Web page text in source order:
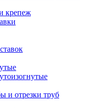
крепеж
и отрезки труб